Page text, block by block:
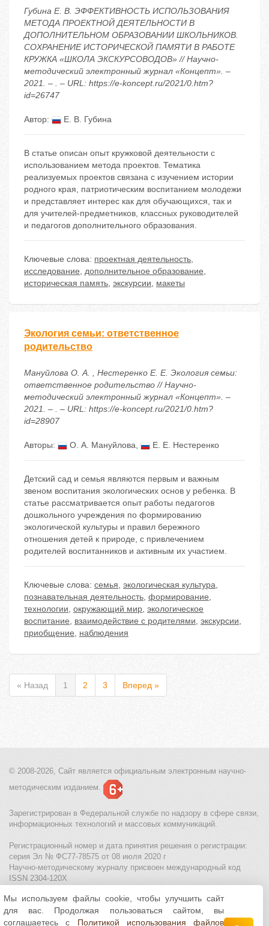
Губина Е. В. ЭФФЕКТИВНОСТЬ ИСПОЛЬЗОВАНИЯ
МЕТОДА ПРОЕКТНОЙ ДЕЯТЕЛЬНОСТИ В
ДОПОЛНИТЕЛЬНОМ ОБРАЗОВАНИИ ШКОЛЬНИКОВ.
СОХРАНЕНИЕ ИСТОРИЧЕСКОЙ ПАМЯТИ В РАБОТЕ
КРУЖКА «ШКОЛА ЭКСКУРСОВОДОВ» // Научно-
методический электронный журнал «Концепт». –
2021. – . – URL: https://e-koncept.ru/2021/0.htm?
id=26747
Автор: Е. В. Губина
В статье описан опыт кружковой деятельности с
использованием метода проектов. Тематика
реализуемых проектов связана с изучением истории
родного края, патриотическим воспитанием молодежи
и представляет интерес как для обучающихся, так и
для учителей-предметников, классных руководителей
и педагогов дополнительного образования.
Ключевые слова: проектная деятельность,
исследование, дополнительное образование,
историческая память, экскурсии, макеты
Экология семьи: ответственное
родительство
Мануйлова О. А. , Нестеренко Е. Е. Экология семьи:
ответственное родительство // Научно-
методический электронный журнал «Концепт». –
2021. – . – URL: https://e-koncept.ru/2021/0.htm?
id=28907
Авторы: О. А. Мануйлова, Е. Е. Нестеренко
Детский сад и семья являются первым и важным
звеном воспитания экологических основ у ребенка. В
статье рассматривается опыт работы педагогов
дошкольного учреждения по формированию
экологической культуры и правил бережного
отношения детей к природе, с привлечением
родителей воспитанников и активным их участием.
Ключевые слова: семья, экологическая культура,
познавательная деятельность, формирование,
технологии, окружающий мир, экологическое
воспитание, взаимодействие с родителями, экскурсии,
приобщение, наблюдения
« Назад 1 2 3 Вперед »
© 2008-2026, Сайт является официальным электронным научно-
методическим изданием.
Зарегистрирован в Федеральной службе по надзору в сфере связи,
информационных технологий и массовых коммуникаций.
Регистрационный номер и дата принятия решения о регистрации:
серия Эл № ФС77-78575 от 08 июля 2020 г
Научно-методическому журналу присвоен международный код
ISSN 2304-120X
МЦИТО|Школьные олимпиады и онлайн конкурсы для детей
Политика использования файлов cookie| Политика обработки и
защиты персональных данных
Мы используем файлы cookie, чтобы улучшить сайт
для вас. Продолжая пользоваться сайтом, вы
соглашаетесь с Политикой использования файлов